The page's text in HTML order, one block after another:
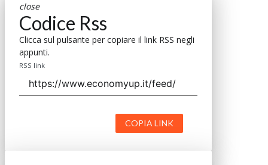
close
Codice Rss
Clicca sul pulsante per copiare il link RSS negli
appunti.
RSS link
COPIA LINK